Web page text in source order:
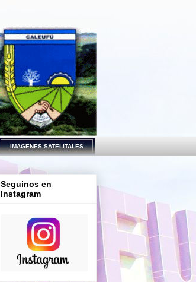
IMAGENES SATELITALES
Seguinos en
Instagram